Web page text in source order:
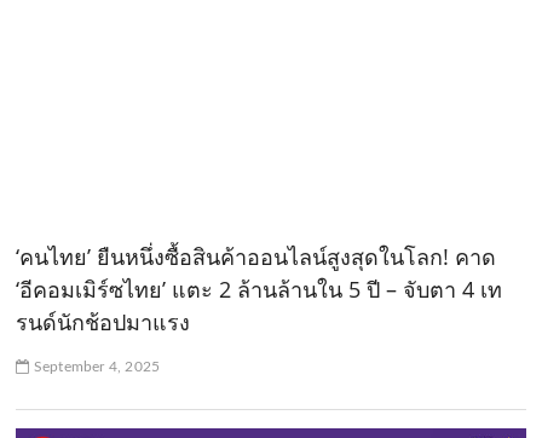
‘คนไทย’ ยืนหนึ่งซื้อสินค้าออนไลน์สูงสุดในโลก! คาด
‘อีคอมเมิร์ซไทย’ แตะ 2 ล้านล้านใน 5 ปี – จับตา 4 เท
รนด์นักช้อปมาแรง
September 4, 2025